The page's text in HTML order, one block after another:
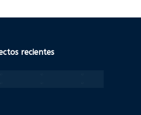
recientes